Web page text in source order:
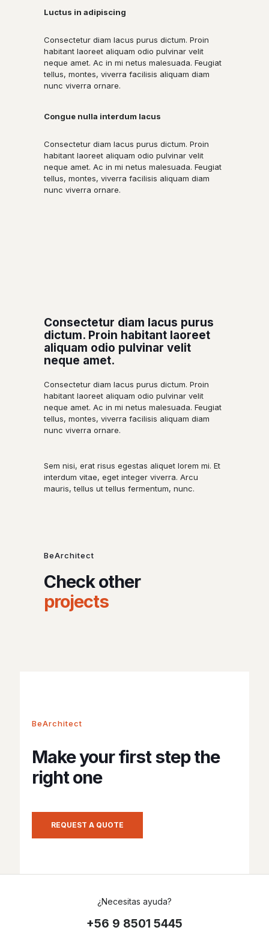
Luctus in adipiscing
Consectetur diam lacus purus dictum. Proin
habitant laoreet aliquam odio pulvinar velit
neque amet. Ac in mi netus malesuada. Feugiat
tellus, montes, viverra facilisis aliquam diam
nunc viverra ornare.
Congue nulla interdum lacus
Consectetur diam lacus purus dictum. Proin
habitant laoreet aliquam odio pulvinar velit
neque amet. Ac in mi netus malesuada. Feugiat
tellus, montes, viverra facilisis aliquam diam
nunc viverra ornare.
Consectetur diam lacus purus
dictum. Proin habitant laoreet
aliquam odio pulvinar velit
neque amet.
Consectetur diam lacus purus dictum. Proin
habitant laoreet aliquam odio pulvinar velit
neque amet. Ac in mi netus malesuada. Feugiat
tellus, montes, viverra facilisis aliquam diam
nunc viverra ornare.
Sem nisi, erat risus egestas aliquet lorem mi. Et
interdum vitae, eget integer viverra. Arcu
mauris, tellus ut tellus fermentum, nunc.
BeArchitect
Check other
projects
BeArchitect
Make your first step the
right one
REQUEST A QUOTE
¿Necesitas ayuda?
+56 9 8501 5445